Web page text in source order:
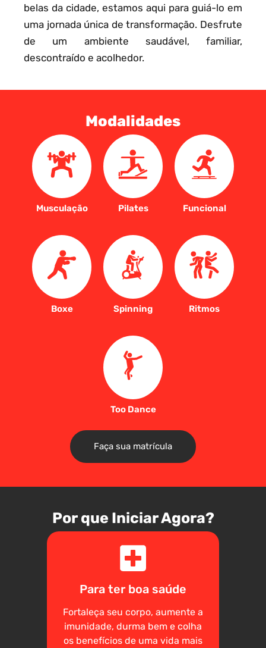
belas da cidade, estamos aqui para guiá-lo em
uma jornada única de transformação. Desfrute
de um ambiente saudável, familiar,
descontraído e acolhedor.
Modalidades
Musculação Pilates Funcional
Boxe Spinning Ritmos
Too Dance
Faça sua matrícula
Por que Iniciar Agora?
Para ter boa saúde
Fortaleça seu corpo, aumente a
imunidade, durma bem e colha
os benefícios de uma vida mais